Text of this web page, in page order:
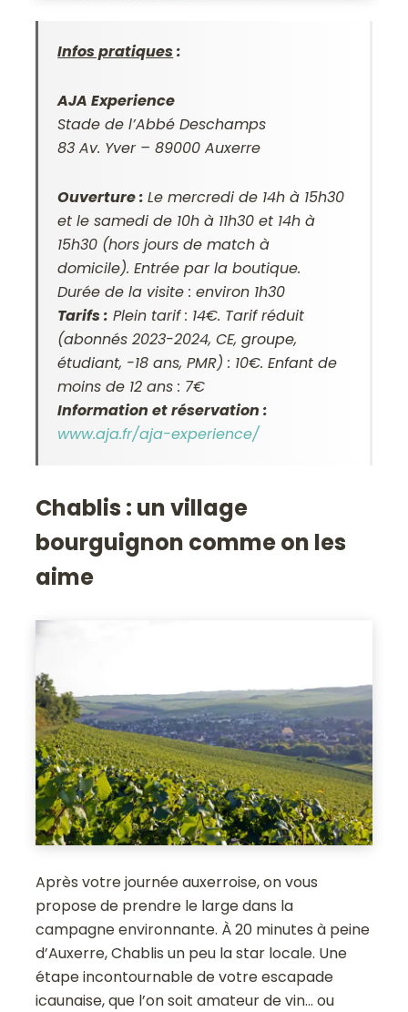
Infos pratiques:
AJA Experience
Stade de l’Abbé Deschamps
83 Av. Yver – 89000 Auxerre
Ouverture :Le mercredi de 14h à 15h30
et le samedi de 10h à 11h30 et 14h à
15h30 (hors jours de match à
domicile). Entrée par la boutique.
Durée de la visite : environ 1h30
Tarifs : Plein tarif : 14€. Tarif réduit
(abonnés 2023-2024, CE, groupe,
étudiant, -18 ans, PMR) : 10€. Enfant de
moins de 12 ans : 7€
Information et réservation :
www.aja.fr/aja-experience/
Chablis : un village
bourguignon comme on les
aime
Après votre journée auxerroise, on vous
propose de prendre le large dans la
campagne environnante. À 20 minutes à peine
d’Auxerre, Chablis un peu la star locale. Une
étape incontournable de votre escapade
icaunaise, que l’on soit amateur de vin… ou